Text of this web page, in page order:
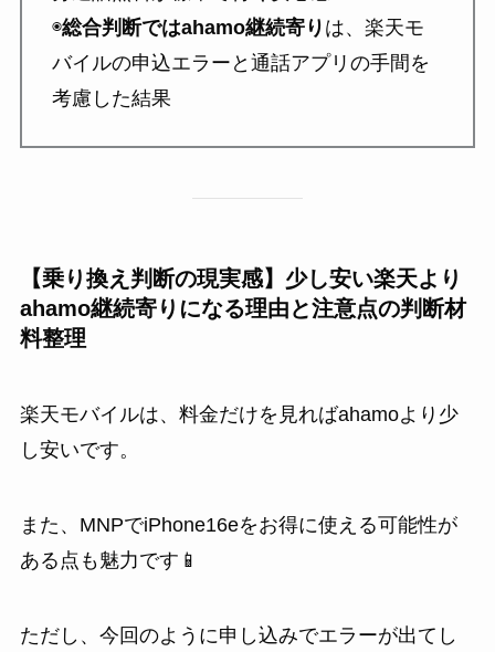
◉総合判断ではahamo継続寄り は、楽天モ
バイルの申込エラーと通話アプリの手間を
考慮した結果
【乗り換え判断の現実感】少し安い楽天より
ahamo継続寄りになる理由と注意点の判断材
料整理
楽天モバイルは、料金だけを見ればahamoより少
し安いです。
また、MNPでiPhone16eをお得に使える可能性が
ある点も魅力です📱
ただし、今回のように申し込みでエラーが出てし